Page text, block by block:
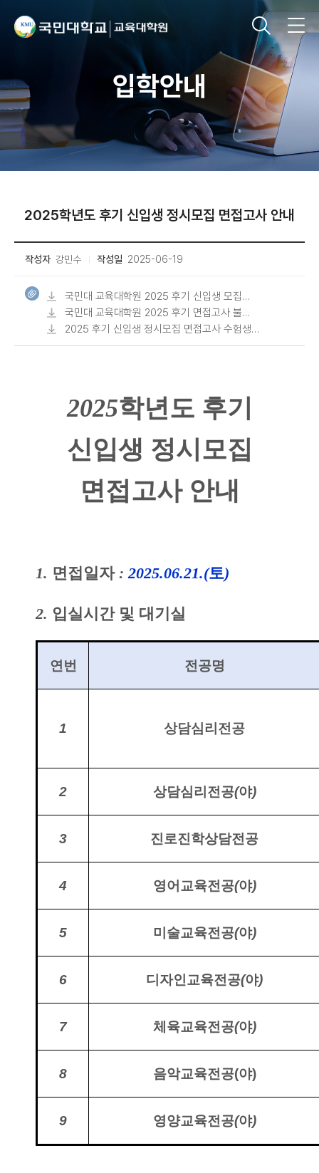
입학안내
2025학년도 후기 신입생 정시모집 면접고사 안내
작성자 강민수 작성일 2025-06-19
국민대 교육대학원 2025 후기 신입생 모집
면접고사(전공지식) 기출 문제[2025전기 및
2024후기 기출].pdf
국민대 교육대학원 2025 후기 면접고사 불참
사유서(서식).hwp
2025 후기 신입생 정시모집 면접고사 수험생
2025학년도 후기
신입생 정시모집
면접고사 안내
1. 면접일자 :2025.06.21.(토)
2. 입실시간 및 대기실
연번 전공명
1 상담심리전공
2 상담심리전공(야)
3 진로진학상담전공
4 영어교육전공(야)
5 미술교육전공(야)
6 디자인교육전공(야)
7 체육교육전공(야)
8 음악교육전공(야)
9 영양교육전공(야)